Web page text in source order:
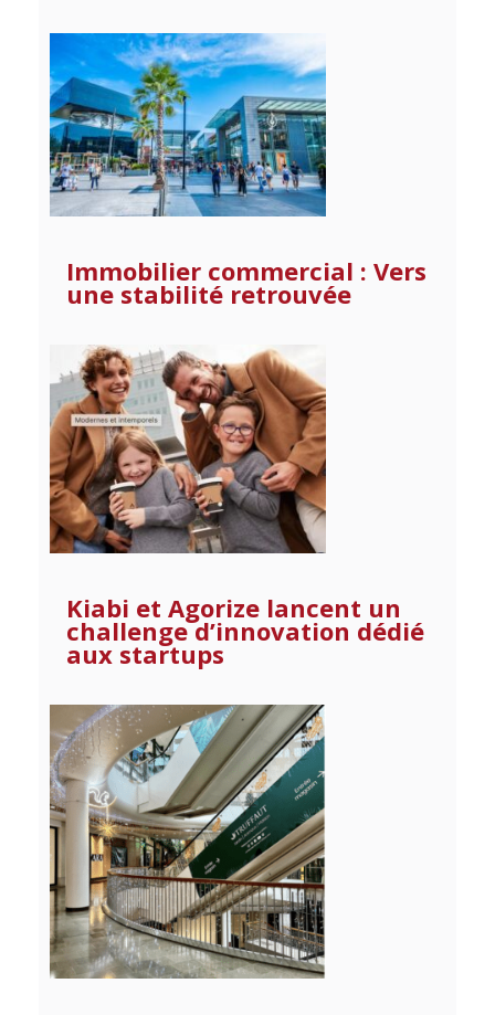
Immobilier commercial : Vers
une stabilité retrouvée
Kiabi et Agorize lancent un
challenge d’innovation dédié
aux startups